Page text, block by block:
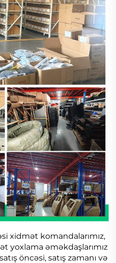
xidmət komandalarımız,
yoxlama əməkdaşlarımız
öncəsi, satış zamanı və